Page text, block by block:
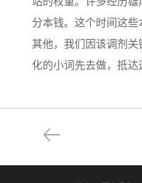
分本钱。这个时间这些
其他，我们因该调剂
化的小词先去做，抵达